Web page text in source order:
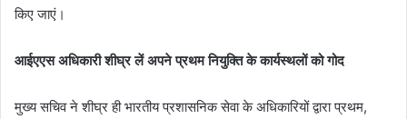
किए जाएं।
आईएएस अधिकारी शीघ्र लें अपने प्रथम नियुक्ति के कार्यस्थलों को गोद
मुख्य सचिव ने शीघ्र ही भारतीय प्रशासनिक सेवा के अधिकारियों द्वारा प्रथम,